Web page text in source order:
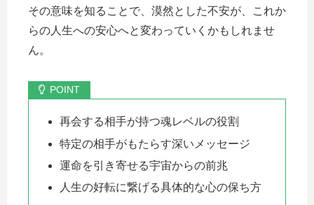
その意味を知ることで、漠然とした不安が、これか
らの人生への安心へと変わっていくかもしれませ
ん。
再会する相手が持つ魂レベルの役割
特定の相手がもたらす深いメッセージ
運命を引き寄せる宇宙からの前兆
人生の好転に繋げる具体的な心の保ち方